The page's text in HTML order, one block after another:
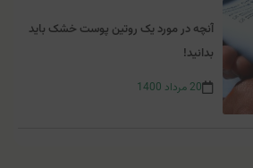
آنچه در مورد یک روتین پوست خشک باید
بدانید!
20 مرداد 1400